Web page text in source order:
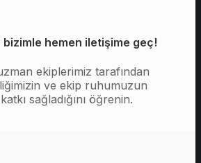
bizimle hemen iletişime geç!
ekiplerimiz tarafından
ve ekip ruhumuzun
sağladığını öğrenin.